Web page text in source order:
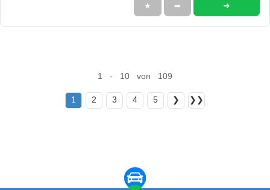
★ ➦ ➜
1 - 10 von 109
1 2 3 4 5 ❯ ❯❯